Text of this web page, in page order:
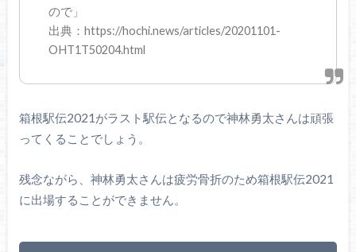
ので」
出典：https://hochi.news/articles/20201101-
OHT1T50204.html
箱根駅伝2021がラスト駅伝となるので神林勇太さんは頑張
ってくることでしょう。
残念ながら、神林勇太さんは疲労骨折のため箱根駅伝2021
に出場することができません。